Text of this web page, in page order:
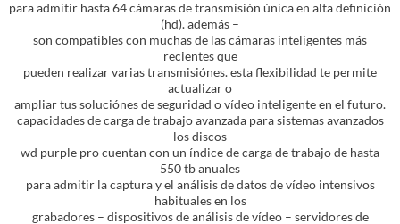
para admitir hasta 64 cámaras de transmisión única en alta definición
(hd). además –
son compatibles con muchas de las cámaras inteligentes más
recientes que
pueden realizar varias transmisiónes. esta flexibilidad te permite
actualizar o
ampliar tus soluciónes de seguridad o vídeo inteligente en el futuro.
capacidades de carga de trabajo avanzada para sistemas avanzados
los discos
wd purple pro cuentan con un índice de carga de trabajo de hasta
550 tb anuales
para admitir la captura y el análisis de datos de vídeo intensivos
habituales en los
grabadores – dispositivos de análisis de vídeo – servidores de